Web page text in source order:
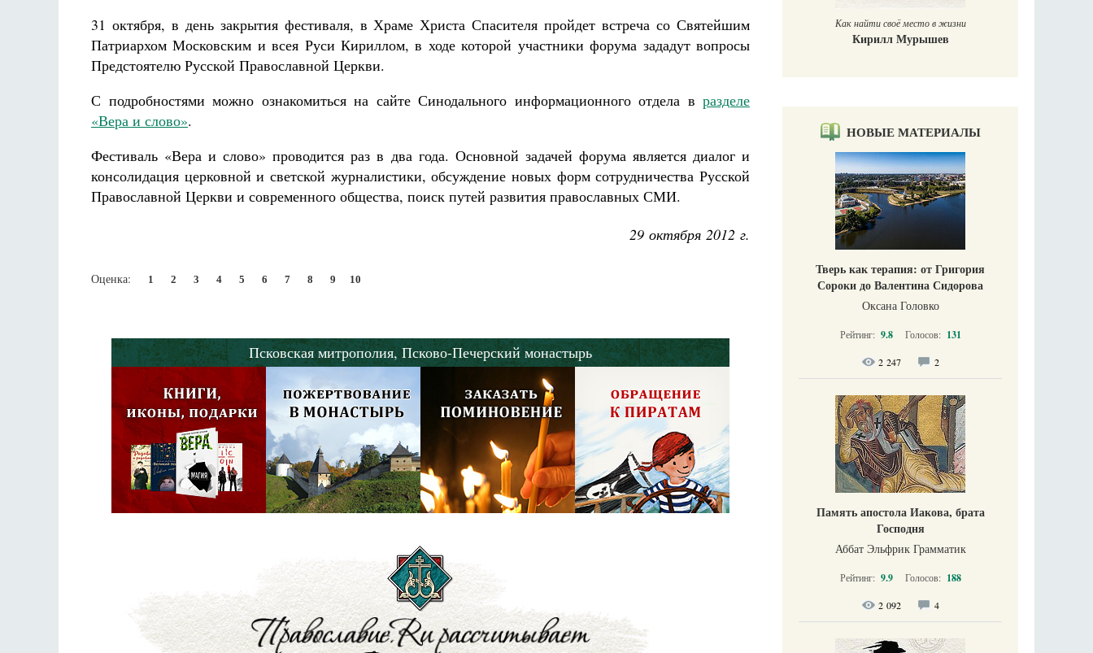
31 октября, в день закрытия фестиваля, в Храме Христа Спасителя пройдет встреча со Святейшим
Патриархом Московским и всея Руси Кириллом, в ходе которой участники форума зададут вопросы
Предстоятелю Русской Православной Церкви.
С подробностями можно ознакомиться на сайте Синодального информационного отдела в разделе
«Вера и слово».
Фестиваль «Вера и слово» проводится раз в два года. Основной задачей форума является диалог и
консолидация церковной и светской журналистики, обсуждение новых форм сотрудничества Русской
Православной Церкви и современного общества, поиск путей развития православных СМИ.
29 октября 2012 г.
Оценка: 1 2 3 4 5 6 7 8 9 10
Псковская митрополия, Псково-Печерский монастырь
Как найти своё место в жизни
Кирилл Мурышев
НОВЫЕ МАТЕРИАЛЫ
Тверь как терапия: от Григория
Сороки до Валентина Сидорова
Оксана Головко
Рейтинг: 9.8 Голосов: 131
2 247 2
Память апостола Иакова, брата
Господня
Аббат Эльфрик Грамматик
Рейтинг: 9.9 Голосов: 188
2 092 4